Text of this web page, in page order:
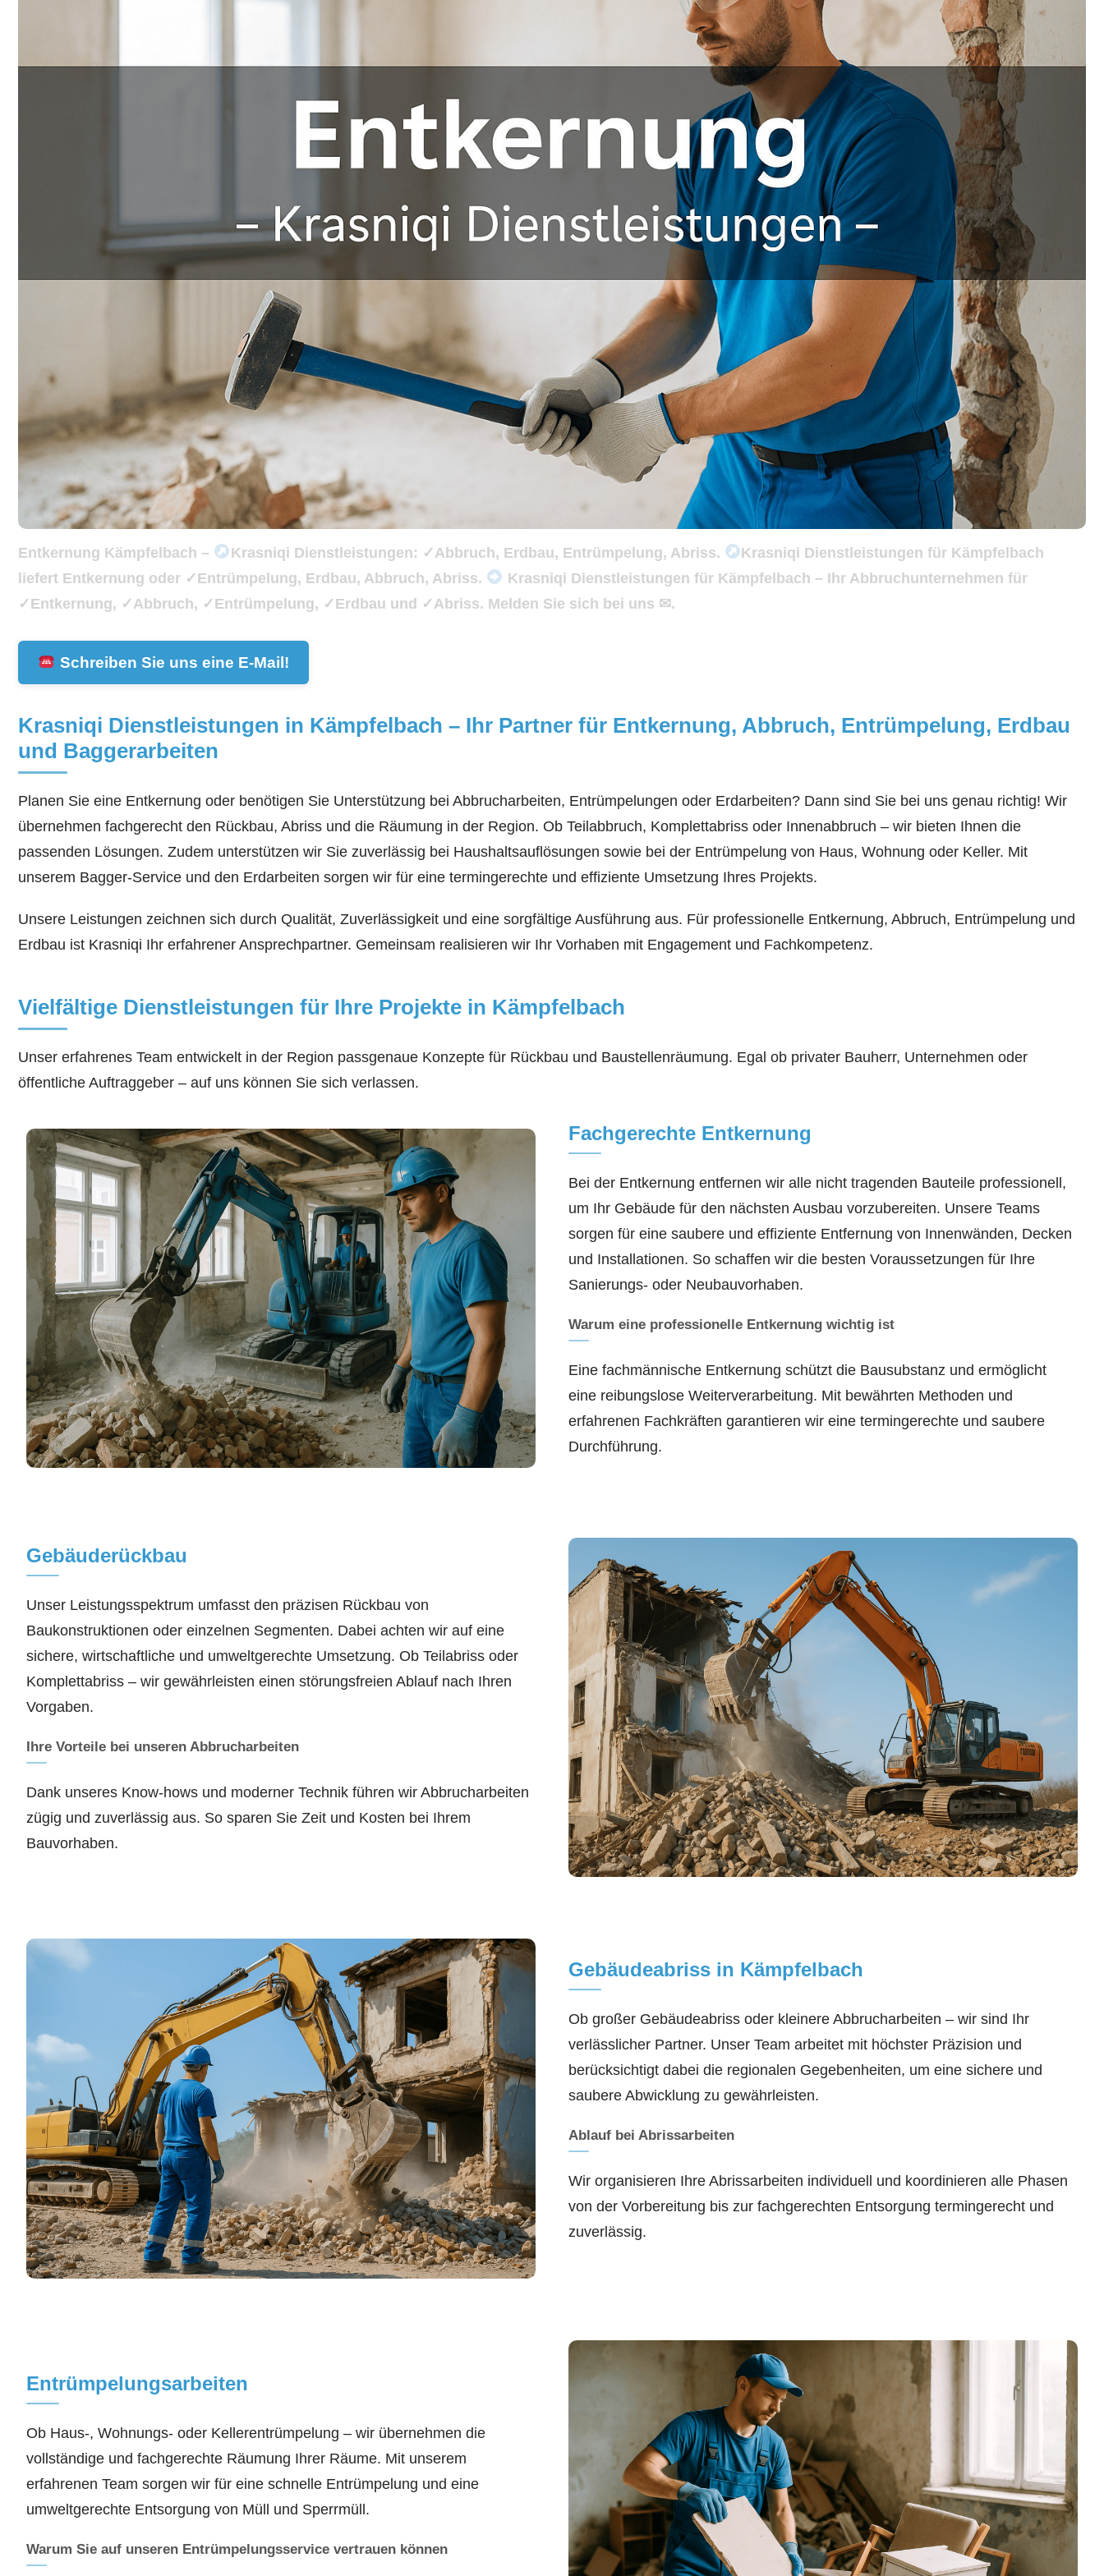
Entkernung Kämpfelbach – Krasniqi Dienstleistungen: ✓Abbruch, Erdbau, Entrümpelung, Abriss.
Krasniqi Dienstleistungen für Kämpfelbach
liefert Entkernung oder ✓Entrümpelung, Erdbau, Abbruch, Abriss.
Krasniqi Dienstleistungen für Kämpfelbach – Ihr Abbruchunternehmen für
✓Entkernung, ✓Abbruch, ✓Entrümpelung, ✓Erdbau und ✓Abriss. Melden Sie sich bei uns ✉.
Schreiben Sie uns eine E-Mail!
Krasniqi Dienstleistungen in Kämpfelbach – Ihr Partner für Entkernung, Abbruch, Entrümpelung, Erdbau
und Baggerarbeiten
Planen Sie eine Entkernung oder benötigen Sie Unterstützung bei Abbrucharbeiten, Entrümpelungen oder Erdarbeiten? Dann sind Sie bei uns genau richtig! Wir
übernehmen fachgerecht den Rückbau, Abriss und die Räumung in der Region. Ob Teilabbruch, Komplettabriss oder Innenabbruch – wir bieten Ihnen die
passenden Lösungen. Zudem unterstützen wir Sie zuverlässig bei Haushaltsauflösungen sowie bei der Entrümpelung von Haus, Wohnung oder Keller. Mit
unserem Bagger-Service und den Erdarbeiten sorgen wir für eine termingerechte und effiziente Umsetzung Ihres Projekts.
Unsere Leistungen zeichnen sich durch Qualität, Zuverlässigkeit und eine sorgfältige Ausführung aus. Für professionelle Entkernung, Abbruch, Entrümpelung und
Erdbau ist Krasniqi Ihr erfahrener Ansprechpartner. Gemeinsam realisieren wir Ihr Vorhaben mit Engagement und Fachkompetenz.
Vielfältige Dienstleistungen für Ihre Projekte in Kämpfelbach
Unser erfahrenes Team entwickelt in der Region passgenaue Konzepte für Rückbau und Baustellenräumung. Egal ob privater Bauherr, Unternehmen oder
öffentliche Auftraggeber – auf uns können Sie sich verlassen.
Fachgerechte Entkernung
Bei der Entkernung entfernen wir alle nicht tragenden Bauteile professionell,
um Ihr Gebäude für den nächsten Ausbau vorzubereiten. Unsere Teams
sorgen für eine saubere und effiziente Entfernung von Innenwänden, Decken
und Installationen. So schaffen wir die besten Voraussetzungen für Ihre
Sanierungs- oder Neubauvorhaben.
Warum eine professionelle Entkernung wichtig ist
Eine fachmännische Entkernung schützt die Bausubstanz und ermöglicht
eine reibungslose Weiterverarbeitung. Mit bewährten Methoden und
erfahrenen Fachkräften garantieren wir eine termingerechte und saubere
Durchführung.
Gebäuderückbau
Unser Leistungsspektrum umfasst den präzisen Rückbau von
Baukonstruktionen oder einzelnen Segmenten. Dabei achten wir auf eine
sichere, wirtschaftliche und umweltgerechte Umsetzung. Ob Teilabriss oder
Komplettabriss – wir gewährleisten einen störungsfreien Ablauf nach Ihren
Vorgaben.
Ihre Vorteile bei unseren Abbrucharbeiten
Dank unseres Know-hows und moderner Technik führen wir Abbrucharbeiten
zügig und zuverlässig aus. So sparen Sie Zeit und Kosten bei Ihrem
Bauvorhaben.
Gebäudeabriss in Kämpfelbach
Ob großer Gebäudeabriss oder kleinere Abbrucharbeiten – wir sind Ihr
verlässlicher Partner. Unser Team arbeitet mit höchster Präzision und
berücksichtigt dabei die regionalen Gegebenheiten, um eine sichere und
saubere Abwicklung zu gewährleisten.
Ablauf bei Abrissarbeiten
Wir organisieren Ihre Abrissarbeiten individuell und koordinieren alle Phasen
von der Vorbereitung bis zur fachgerechten Entsorgung termingerecht und
zuverlässig.
Entrümpelungsarbeiten
Ob Haus-, Wohnungs- oder Kellerentrümpelung – wir übernehmen die
vollständige und fachgerechte Räumung Ihrer Räume. Mit unserem
erfahrenen Team sorgen wir für eine schnelle Entrümpelung und eine
umweltgerechte Entsorgung von Müll und Sperrmüll.
Warum Sie auf unseren Entrümpelungsservice vertrauen können